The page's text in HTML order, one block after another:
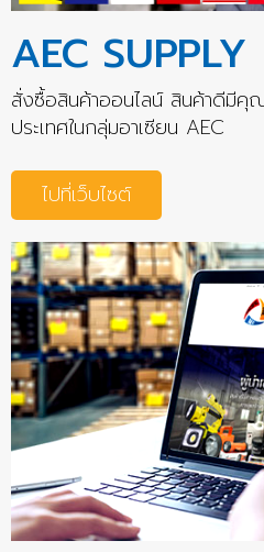
AEC SUPPLY
สั่งซื้อสินค้าออนไลน์ สินค้าดีมี
ประเทศในกลุ่มอาเซียน AEC
ไปที่เว็บไซต์